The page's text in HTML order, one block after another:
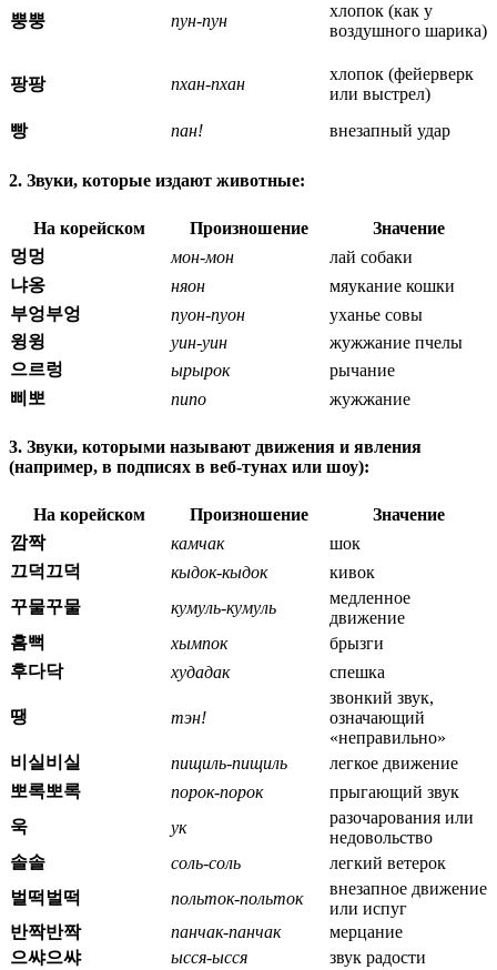
뿡뿡 пун-пун
хлопок (как у
воздушного шарика)
팡팡 пхан-пхан
хлопок (фейерверк
или выстрел)
빵
пан! внезапный удар
2. Звуки, которые издают животные:
На корейском Произношение
Значение
멍멍
мон-мон
лай собаки
냐옹
няон
мяукание кошки
부엉부엉
пуон-пуон
уханье совы
윙윙
уин-уин
жужжание пчелы
으르렁
ырырок
рычание
삐뽀
пипо жужжание
3. Звуки, которыми называют движения и явления
(например, в подписях в веб-тунах или шоу):
На корейском Произношение
Значение
깜짝
камчак
шок
끄덕끄덕
кыдок-кыдок
кивок
꾸물꾸물
кумуль-кумуль
медленное
движение
흠뻑
хымпок
брызги
후다닥
худадак спешка
땡 тэн!
звонкий звук,
означающий
«неправильно»
비실비실
пищиль-пищиль
легкое движение
뽀록뽀록
порок-порок
прыгающий звук
욱
ук
разочарования или
недовольство
솔솔
соль-соль
легкий ветерок
벌떡벌떡
польток-польток
внезапное движение
или испуг
반짝반짝
панчак-панчак
мерцание
으쌰으쌰
ысся-ысся звук радости